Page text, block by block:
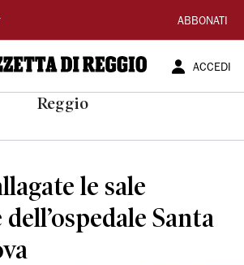
ABBONATI
ACCEDI
Reggio
le sale
Santa